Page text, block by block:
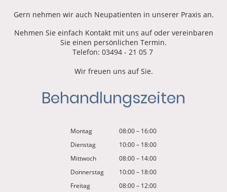
Gern nehmen wir auch Neupatienten in unserer Praxis an.
Nehmen Sie einfach Kontakt mit uns auf oder vereinbaren
Sie einen persönlichen Termin.
Telefon: 03494 - 21 05 7
Wir freuen uns auf Sie.
Behandlungszeiten
Montag 08:00– 16:00
Dienstag
10:00– 18:00
Mittwoch
08:00– 14:00
Donnerstag
10:00– 18:00
Freitag
08:00– 12:00